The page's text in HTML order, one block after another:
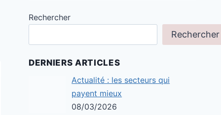
Rechercher
Rechercher
DERNIERS ARTICLES
Actualité : les secteurs qui
payent mieux
08/03/2026